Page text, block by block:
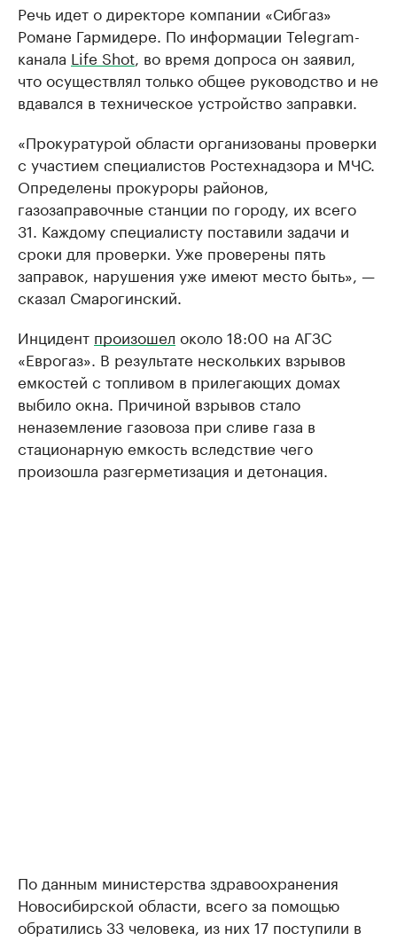
Речь идет о директоре компании «Сибгаз»
Романе Гармидере. По информации Telegram-
канала Life Shot, во время допроса он заявил,
что осуществлял только общее руководство и не
вдавался в техническое устройство заправки.
«Прокуратурой области организованы проверки
с участием специалистов Ростехнадзора и МЧС.
Определены прокуроры районов,
газозаправочные станции по городу, их всего
31. Каждому специалисту поставили задачи и
сроки для проверки. Уже проверены пять
заправок, нарушения уже имеют место быть», —
сказал Смарогинский.
Инцидент произошел около 18:00 на АГЗС
«Еврогаз». В результате нескольких взрывов
емкостей с топливом в прилегающих домах
выбило окна. Причиной взрывов стало
неназемление газовоза при сливе газа в
стационарную емкость вследствие чего
произошла разгерметизация и детонация.
По данным министерства здравоохранения
Новосибирской области, всего за помощью
обратились 33 человека, из них 17 поступили в